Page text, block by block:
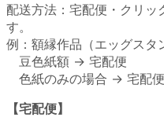
配送方法：宅配便・クリッ
す。
例：額縁作品（エッグス
豆色紙額 → 宅配便
色紙のみの場合 → 宅配便
【宅配便】